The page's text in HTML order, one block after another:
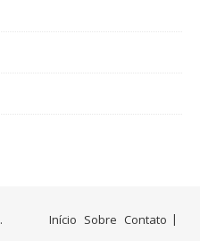
Início Sobre Contato
.